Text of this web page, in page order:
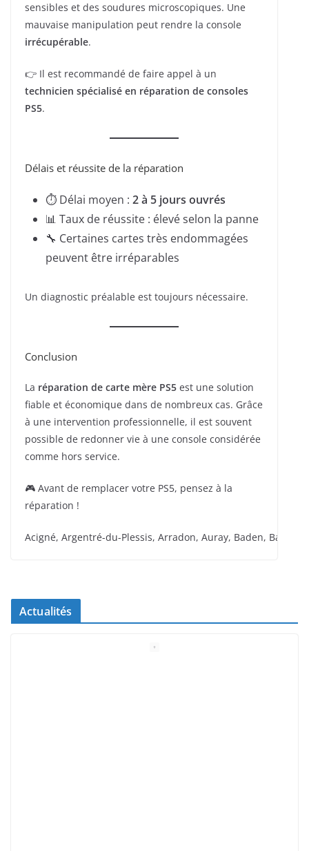
sensibles et des soudures microscopiques. Une
mauvaise manipulation peut rendre la console
irrécupérable.
👉 Il est recommandé de faire appel à un
technicien spécialisé en réparation de consoles
PS5.
Délais et réussite de la réparation
⏱ Délai moyen : 2 à 5 jours ouvrés
📊 Taux de réussite : élevé selon la panne
🔧 Certaines cartes très endommagées
peuvent être irréparables
Un diagnostic préalable est toujours nécessaire.
Conclusion
La réparation de carte mère PS5 est une solution
fiable et économique dans de nombreux cas. Grâce
à une intervention professionnelle, il est souvent
possible de redonner vie à une console considérée
comme hors service.
🎮 Avant de remplacer votre PS5, pensez à la
réparation !
Acigné, Argentré-du-Plessis, Arradon, Auray, Baden, Bain-
Actualités